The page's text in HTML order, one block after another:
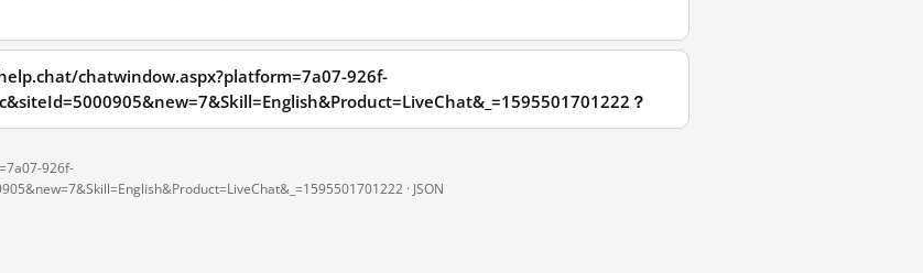
chatwindow.aspx?platform=7a07-926f-
？
926f-
· JSON